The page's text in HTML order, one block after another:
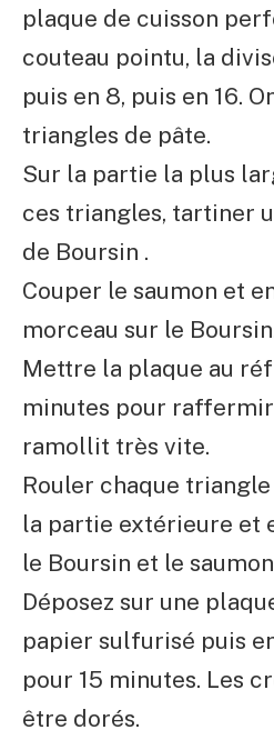
plaque de cuisson
couteau pointu, la
puis en 8, puis en 16.
triangles de pâte.
Sur la partie la plus
ces triangles, tartiner
de Boursin .
Couper le saumon et
morceau sur le
Mettre la plaque au
minutes pour
ramollit très vite.
Rouler chaque
la partie extérieure et
le Boursin et le
Déposez sur une
papier sulfurisé puis
pour 15 minutes. Les
être dorés.